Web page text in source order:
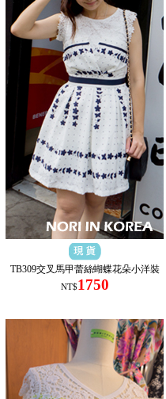
TB309交叉馬甲蕾絲蝴蝶花朵小洋裝
NT$1750